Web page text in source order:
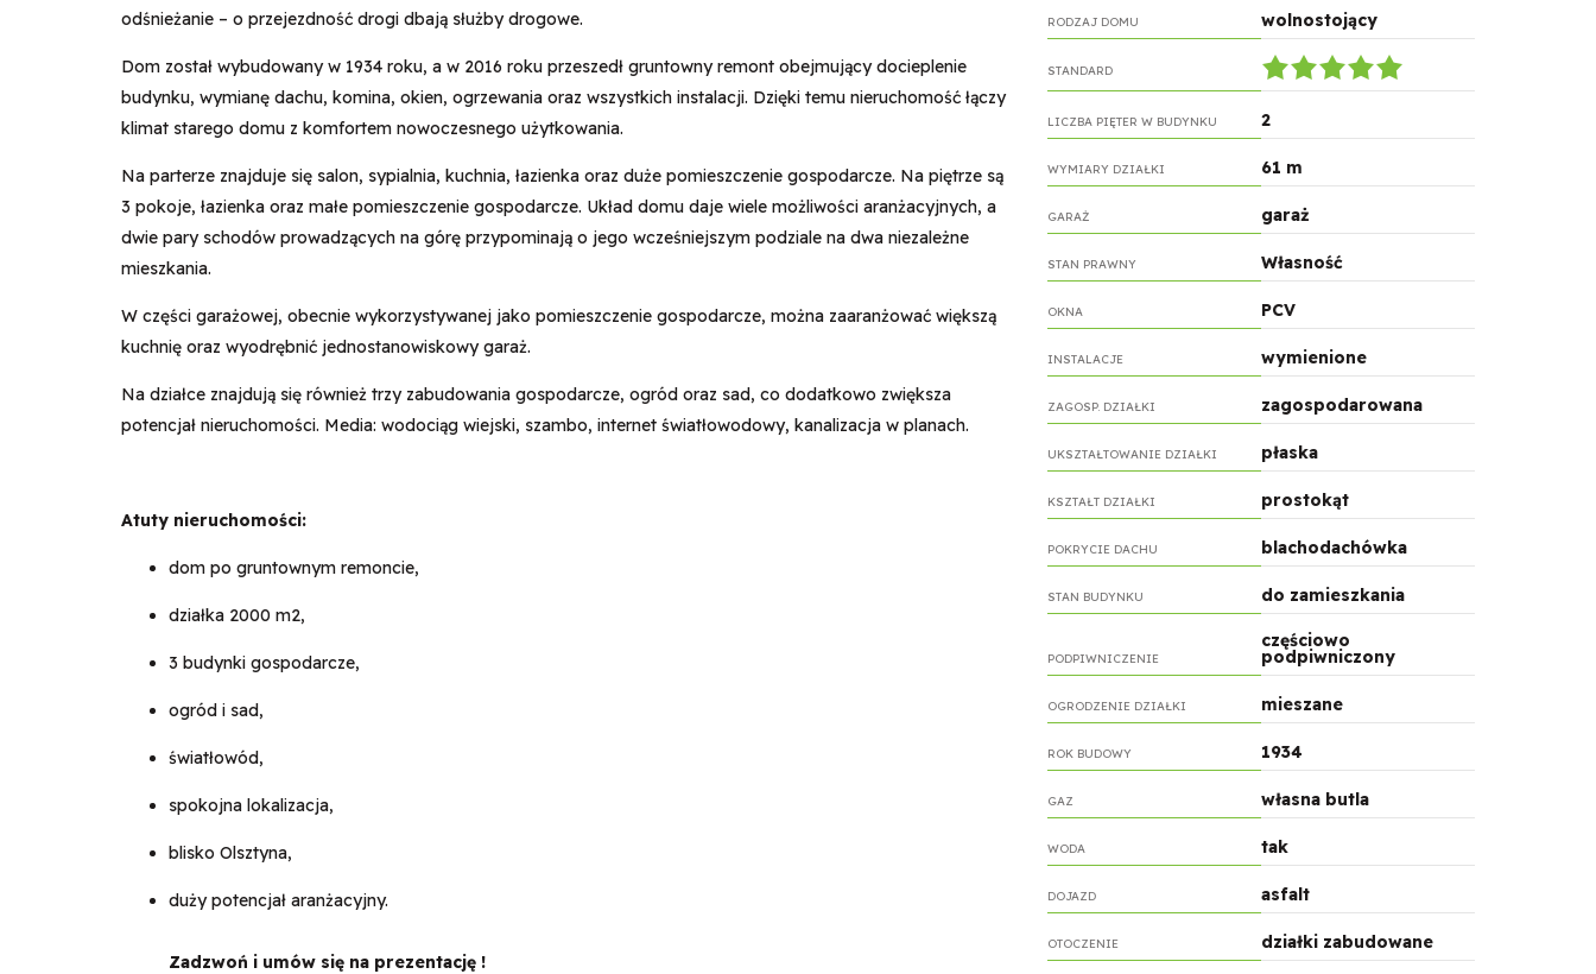
odśnieżanie – o przejezdność drogi dbają służby drogowe.
Dom został wybudowany w 1934 roku, a w 2016 roku przeszedł gruntowny remont obejmujący docieplenie
budynku, wymianę dachu, komina, okien, ogrzewania oraz wszystkich instalacji. Dzięki temu nieruchomość łączy
klimat starego domu z komfortem nowoczesnego użytkowania.
Na parterze znajduje się salon, sypialnia, kuchnia, łazienka oraz duże pomieszczenie gospodarcze. Na piętrze są
3 pokoje, łazienka oraz małe pomieszczenie gospodarcze. Układ domu daje wiele możliwości aranżacyjnych, a
dwie pary schodów prowadzących na górę przypominają o jego wcześniejszym podziale na dwa niezależne
mieszkania.
W części garażowej, obecnie wykorzystywanej jako pomieszczenie gospodarcze, można zaaranżować większą
kuchnię oraz wyodrębnić jednostanowiskowy garaż.
Na działce znajdują się również trzy zabudowania gospodarcze, ogród oraz sad, co dodatkowo zwiększa
potencjał nieruchomości. Media: wodociąg wiejski, szambo, internet światłowodowy, kanalizacja w planach.
Atuty nieruchomości:
dom po gruntownym remoncie,
działka 2000 m2,
3 budynki gospodarcze,
ogród i sad,
światłowód,
spokojna lokalizacja,
blisko Olsztyna,
duży potencjał aranżacyjny.
Zadzwoń i umów się na prezentację !
RODZAJ DOMU wolnostojący
STANDARD
LICZBA PIĘTER W BUDYNKU 2
WYMIARY DZIAŁKI 61 m
GARAŻ garaż
STAN PRAWNY Własność
OKNA PCV
INSTALACJE wymienione
ZAGOSP. DZIAŁKI zagospodarowana
UKSZTAŁTOWANIE DZIAŁKI płaska
KSZTAŁT DZIAŁKI prostokąt
POKRYCIE DACHU blachodachówka
STAN BUDYNKU do zamieszkania
PODPIWNICZENIE
częściowo
podpiwniczony
OGRODZENIE DZIAŁKI mieszane
ROK BUDOWY 1934
GAZ własna butla
WODA tak
DOJAZD asfalt
OTOCZENIE działki zabudowane